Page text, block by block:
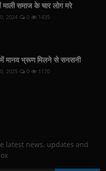
समाज के चार लोग मरे
2024 0 1435
में मानव भ्रूण मिलने से सनसनी
2025 0 1170
latest news, updates and